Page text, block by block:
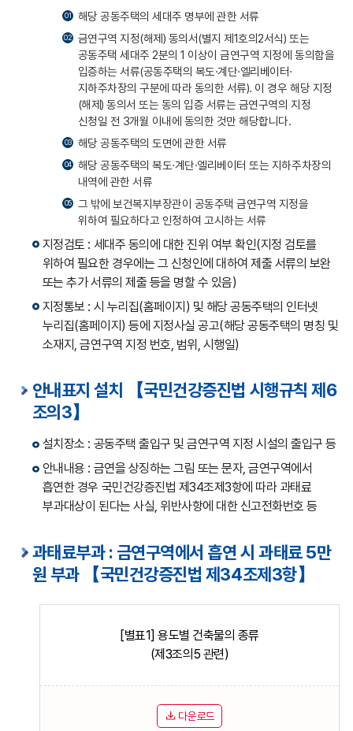
01 해당 공동주택의 세대주 명부에 관한 서류
02
금연구역 지정(해제) 동의서(별지 제1호의2서식) 또는
공동주택 세대주 2분의 1 이상이 금연구역 지정에 동의함을
입증하는 서류(공동주택의 복도·계단·엘리베이터·
지하주차장의 구분에 따라 동의한 서류). 이 경우 해당 지정
(해제) 동의서 또는 동의 입증 서류는 금연구역의 지정
신청일 전 3개월 이내에 동의한 것만 해당합니다.
03 해당 공동주택의 도면에 관한 서류
04
해당 공동주택의 복도·계단·엘리베이터 또는 지하주차장의
내역에 관한 서류
05
그 밖에 보건복지부장관이 공동주택 금연구역 지정을
위하여 필요하다고 인정하여 고시하는 서류
지정검토 : 세대주 동의에 대한 진위 여부 확인(지정 검토를
위하여 필요한 경우에는 그 신청인에 대하여 제출 서류의 보완
또는 추가 서류의 제출 등을 명할 수 있음)
지정통보 : 시 누리집(홈페이지) 및 해당 공동주택의 인터넷
누리집(홈페이지) 등에 지정사실 공고(해당 공동주택의 명칭 및
소재지, 금연구역 지정 번호, 범위, 시행일)
안내표지 설치 【국민건강증진법 시행규칙 제6
조의3】
설치장소 : 공동주택 출입구 및 금연구역 지정 시설의 출입구 등
안내내용 : 금연을 상징하는 그림 또는 문자, 금연구역에서
흡연한 경우 국민건강증진법 제34조제3항에 따라 과태료
부과대상이 된다는 사실, 위반사항에 대한 신고전화번호 등
과태료부과 : 금연구역에서 흡연 시 과태료 5만
원 부과 【국민건강증진법 제34조제3항】
[별표1] 용도별 건축물의 종류
(제3조의5 관련)
다운로드